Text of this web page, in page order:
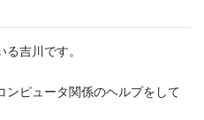
吉川です。
ンピュータ関係のヘルプをして